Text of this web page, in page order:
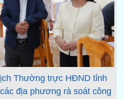
Thường trực HĐND tỉnh
địa phương rà soát công